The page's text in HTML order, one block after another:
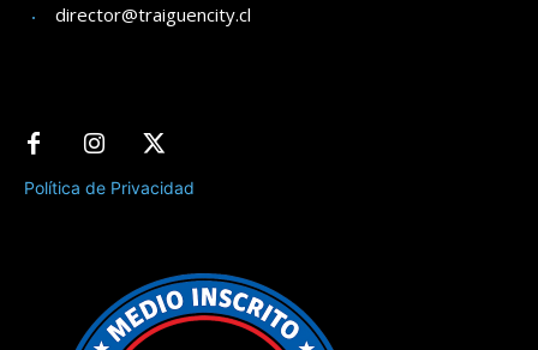
director@traiguencity.cl
Política de Privacidad